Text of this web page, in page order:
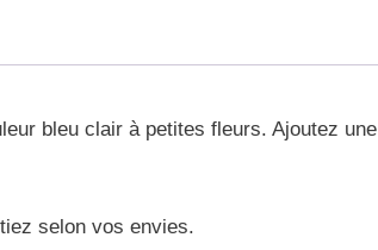
bleu clair à petites fleurs. Ajoutez une
selon vos envies.